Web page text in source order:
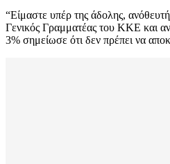
“Είμαστε υπέρ της άδολης,
Γενικός Γραμματέας του ΚΚΕ και
3% σημείωσε ότι δεν πρέπει να